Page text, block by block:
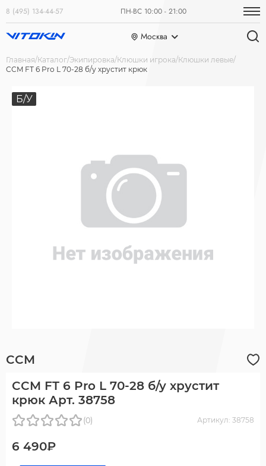
8 (495) 134-44-57 ПН-ВС 10:00 - 21:00
Москва
Главная Каталог Экипировка Клюшки игрока Клюшки левые
CCM FT 6 Pro L 70-28 б/у хрустит крюк
Б/У
CCM
CCM FT 6 Pro L 70-28 б/у хрустит
крюк Арт. 38758
(0) Артикул: 38758
6 490₽